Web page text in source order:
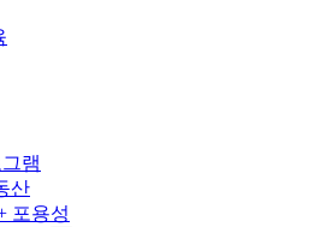
램
산
포용성